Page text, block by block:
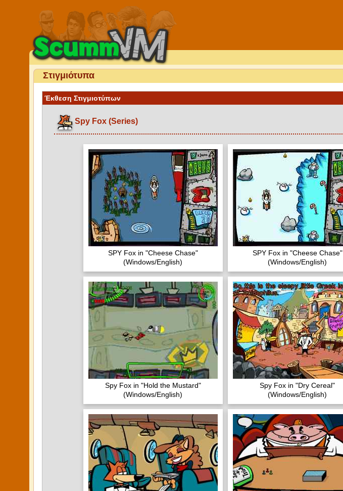
Στιγμιότυπα
Έκθεση Στιγμιοτύπων
Spy Fox (Series)
SPY Fox in "Cheese Chase"
(Windows/English)
SPY Fox in "Cheese Chase"
(Windows/English)
Spy Fox in "Hold the Mustard"
(Windows/English)
Spy Fox in "Dry Cereal"
(Windows/English)